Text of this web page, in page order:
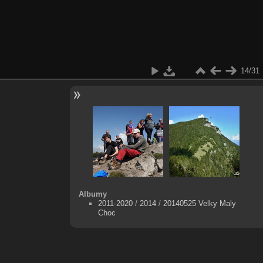
14/31
Albumy
2011-2020/ 2014/ 20140525 Velky Maly
Choc